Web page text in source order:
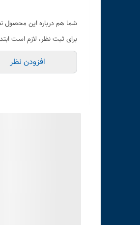
شما هم درباره این محصول
برای ثبت نظر، لازم است
افزودن نظر